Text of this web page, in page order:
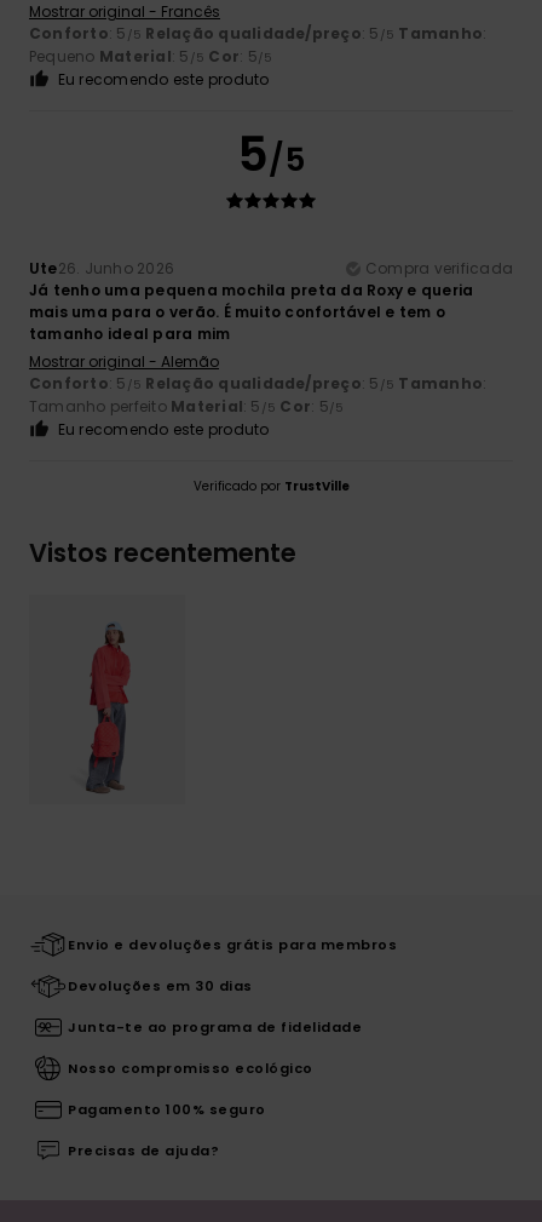
Mostrar original - Francês
Conforto: 5 /5 Relação qualidade/preço: 5 /5 Tamanho:
Pequeno Material: 5 /5 Cor: 5/5
Eu recomendo este produto
5/5
Ute26. Junho 2026
Compra verificada
Já tenho uma pequena mochila preta da Roxy e queria
mais uma para o verão. É muito confortável e tem o
tamanho ideal para mim
Mostrar original - Alemão
Conforto: 5 /5 Relação qualidade/preço: 5 /5 Tamanho:
Tamanho perfeito Material: 5 /5 Cor: 5/5
Eu recomendo este produto
Verificado por TrustVille
Vistos recentemente
Envio e devoluções grátis para membros
Devoluções em 30 dias
Junta-te ao programa de fidelidade
Nosso compromisso ecológico
Pagamento 100% seguro
Precisas de ajuda?